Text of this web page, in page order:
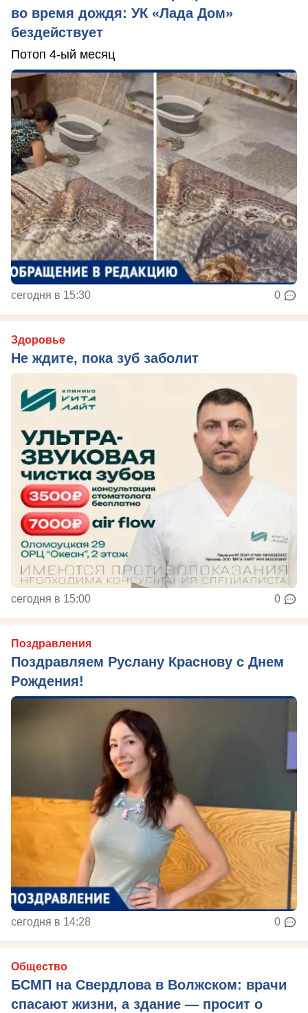
во время дождя: УК «Лада Дом»
бездействует
Потоп 4-ый месяц
сегодня в 15:30 0
Здоровье
Не ждите, пока зуб заболит
сегодня в 15:00 0
Поздравления
Поздравляем Руслану Краснову с Днем
Рождения!
сегодня в 14:28 0
Общество
БСМП на Свердлова в Волжском: врачи
спасают жизни, а здание — просит о